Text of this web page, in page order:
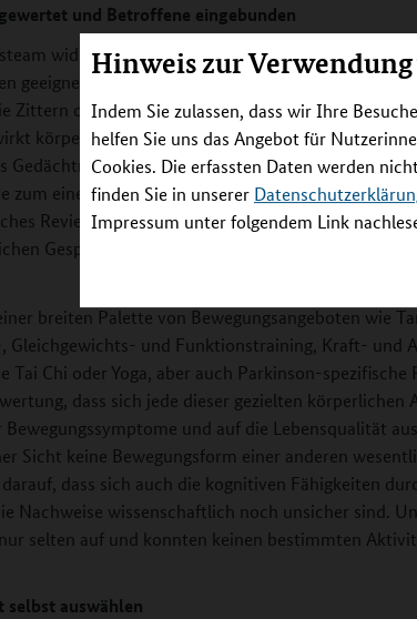
Hinweis zur
Indem Sie zulassen, dass wir Ihre
helfen Sie uns das Angebot für
Cookies. Die erfassten Daten werden
finden Sie in unserer
Impressum unter folgendem Link
und Betroffene eingebunden
widmeten sich vor allem folgenden Fragen:
geeignet, um den Schweregrad der
Zittern oder Gangstörungen zu lindern, welche
körperliche Aktivität auf kognitive Fähigkeiten
Gedächtnis, und gibt es unerwünschte
zum einen die Ergebnisse der weltweit
Review) und zum anderen die Erfahrungen der
Gesprächen erfasst und mögliche
breiten Palette von Bewegungsangeboten wie
Gleichgewichts- und Funktionstraining, Kraft- und
Tai Chi oder Yoga, aber auch Parkinson-spezifische
dass sich jede dieser gezielten
Bewegungssymptome und auf die Lebensqualität
Sicht keine Bewegungsform einer anderen
dass sich auch die kognitiven Fähigkeiten
Nachweise wissenschaftlich noch unsicher sind.
selten auf und konnten keinen bestimmten
auswählen